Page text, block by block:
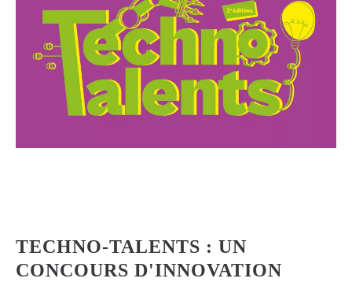
TECHNO-TALENTS : UN
CONCOURS D'INNOVATION